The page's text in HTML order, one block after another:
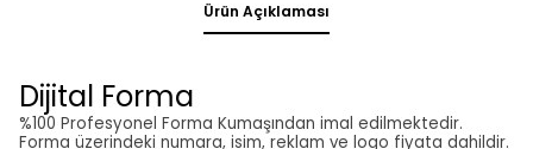
Ürün Açıklaması
Dijital Forma
%100 Profesyonel Forma Kumaşından imal edilmektedir.
Forma üzerindeki numara, isim, reklam ve logo fiyata dahildir.